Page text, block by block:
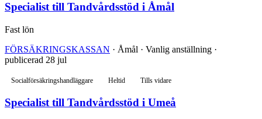
Specialist till Tandvårdsstöd i Åmål
Fast lön
FÖRSÄKRINGSKASSAN · Åmål · Vanlig anställning ·
publicerad 28 jul
Socialförsäkringshandläggare Heltid Tills vidare
Specialist till Tandvårdsstöd i Umeå